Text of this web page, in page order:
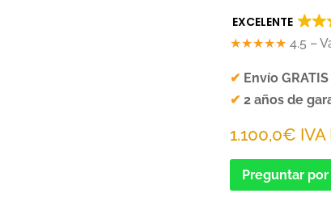
EXCELENTE
★★★★★ 4.5 –
✔ Envío GRATIS
✔2 años de
1.100,0€
Preguntar